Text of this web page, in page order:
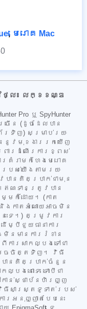
, មេរោគ Mac
ថ្លៃ៖ លក្ខខណ្ឌ
Pro ឬ SpyHunter
ន (ដូចដែលបាន
ទិញ) សម្រាប់រយៈ
នូវមុខងាររកឃើញ
ារដំណើរការខ្ពស់
រាមកំហែងមេរោគ
បស់យើងតាមរយៈ
បានគិតប្រាក់ជាមុន
តឥណទានត្រូវបាន
មក៏ដោយ។ (កាត
កាតអំណោយអាចមិន
ទេ។) តម្រូវការ
បីជួយធានាការ
នមានការរំខាន
រសាកល្បងទៅជា
េចចិត្តទិញ។ វិធី
នគិតប្រាក់ចំនួន
ងនោះទេ ទោះបីជា
កាន់ស្ថាប័នហិរញ្ញ
ធីសាស្ត្រទូទាត់របស់
រអនុញ្ញាតបែបនេះ